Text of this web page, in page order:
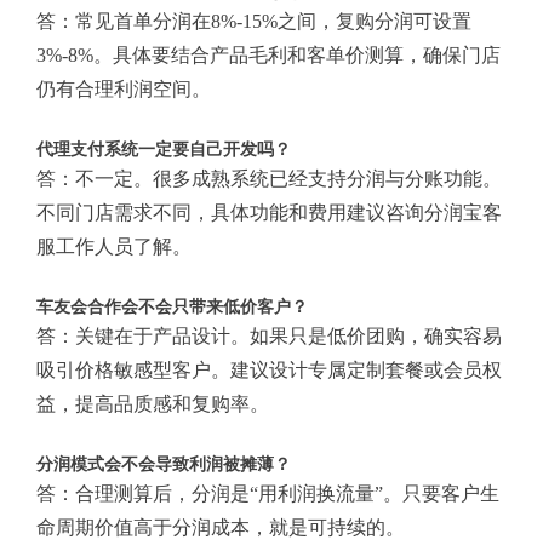
答：常见首单分润在8%-15%之间，复购分润可设置
3%-8%。具体要结合产品毛利和客单价测算，确保门店
仍有合理利润空间。
代理支付系统一定要自己开发吗？
答：不一定。很多成熟系统已经支持分润与分账功能。
不同门店需求不同，具体功能和费用建议咨询分润宝客
服工作人员了解。
车友会合作会不会只带来低价客户？
答：关键在于产品设计。如果只是低价团购，确实容易
吸引价格敏感型客户。建议设计专属定制套餐或会员权
益，提高品质感和复购率。
分润模式会不会导致利润被摊薄？
答：合理测算后，分润是“用利润换流量”。只要客户生
命周期价值高于分润成本，就是可持续的。